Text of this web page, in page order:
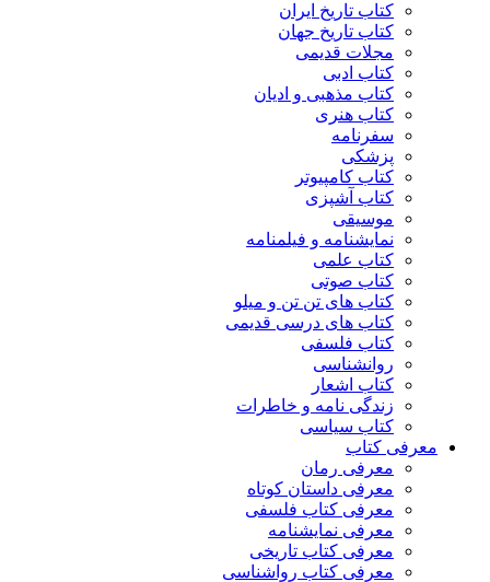
کتاب تاریخ ایران
کتاب تاریخ جهان
مجلات قدیمی
کتاب ادبی
کتاب مذهبی و ادیان
کتاب هنری
سفرنامه
پزشکی
کتاب کامپیوتر
کتاب آشپزی
موسیقی
نمایشنامه و فیلمنامه
کتاب علمی
کتاب صوتی
کتاب های تن تن و میلو
کتاب های درسی قدیمی
کتاب فلسفی
روانشناسی
کتاب اشعار
زندگی نامه و خاطرات
کتاب سیاسی
معرفی کتاب
معرفی رمان
معرفی داستان کوتاه
معرفی کتاب فلسفی
معرفی نمایشنامه
معرفی کتاب تاریخی
معرفی کتاب رواشناسی